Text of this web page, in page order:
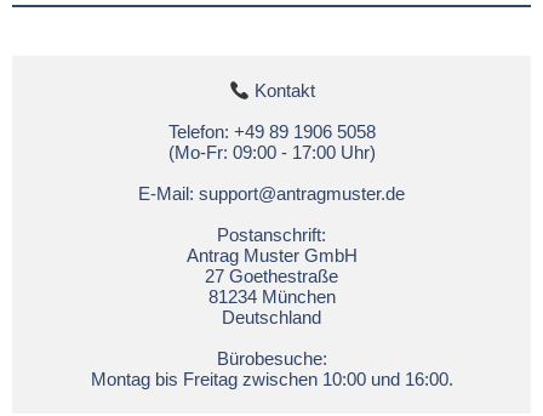
Kontakt
Telefon: +49 89 1906 5058
(Mo-Fr: 09:00 - 17:00 Uhr)
E-Mail: support@antragmuster.de
Postanschrift:
Antrag Muster GmbH
81234 München
Deutschland
Bürobesuche:
Montag bis Freitag zwischen 10:00 und 16:00.